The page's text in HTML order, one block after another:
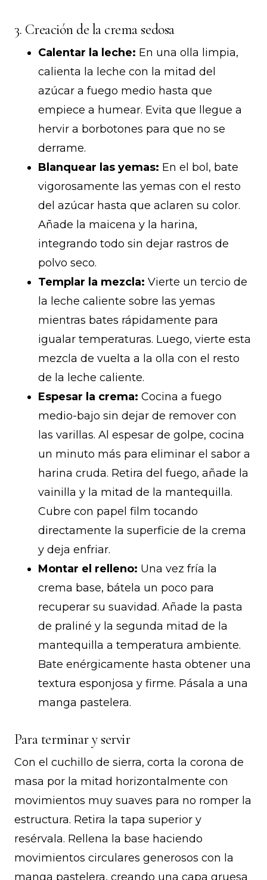
3. Creación de la crema sedosa
Calentar la leche: En una olla limpia,
calienta la leche con la mitad del
azúcar a fuego medio hasta que
empiece a humear. Evita que llegue a
hervir a borbotones para que no se
derrame.
Blanquear las yemas: En el bol, bate
vigorosamente las yemas con el resto
del azúcar hasta que aclaren su color.
Añade la maicena y la harina,
integrando todo sin dejar rastros de
polvo seco.
Templar la mezcla: Vierte un tercio de
la leche caliente sobre las yemas
mientras bates rápidamente para
igualar temperaturas. Luego, vierte esta
mezcla de vuelta a la olla con el resto
de la leche caliente.
Espesar la crema: Cocina a fuego
medio-bajo sin dejar de remover con
las varillas. Al espesar de golpe, cocina
un minuto más para eliminar el sabor a
harina cruda. Retira del fuego, añade la
vainilla y la mitad de la mantequilla.
Cubre con papel film tocando
directamente la superficie de la crema
y deja enfriar.
Montar el relleno: Una vez fría la
crema base, bátela un poco para
recuperar su suavidad. Añade la pasta
de praliné y la segunda mitad de la
mantequilla a temperatura ambiente.
Bate enérgicamente hasta obtener una
textura esponjosa y firme. Pásala a una
manga pastelera.
Para terminar y servir
Con el cuchillo de sierra, corta la corona de
masa por la mitad horizontalmente con
movimientos muy suaves para no romper la
estructura. Retira la tapa superior y
resérvala. Rellena la base haciendo
movimientos circulares generosos con la
manga pastelera, creando una capa gruesa